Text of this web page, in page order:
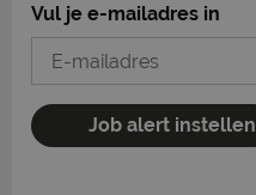
Vul je e-mailadres in
Job alert instellen